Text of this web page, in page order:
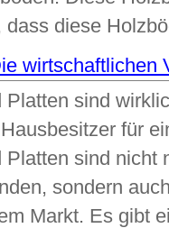
diese
wirtschaftlichen
sind
für
sind nicht
sondern
Markt. Es gibt